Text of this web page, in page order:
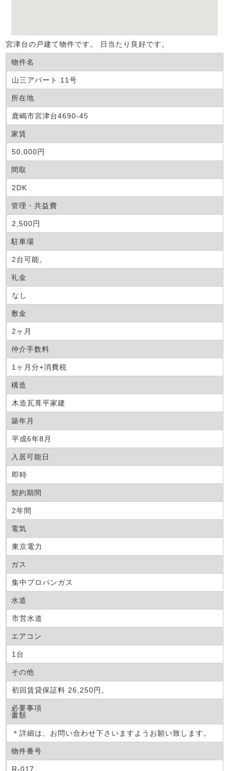
宮津台の戸建て物件です。 日当たり良好です。
物件名
山三アパート 11号
所在地
鹿嶋市宮津台4690-45
家賃
50,000円
間取
2DK
管理・共益費
2,500円
駐車場
2台可能。
礼金
なし
敷金
2ヶ月
仲介手数料
1ヶ月分+消費税
構造
木造瓦葺平家建
築年月
平成6年8月
入居可能日
即時
契約期間
2年間
電気
東京電力
ガス
集中プロパンガス
水道
市営水道
エアコン
1台
その他
初回賃貸保証料 26,250円。
必要事項
書類
＊詳細は、お問い合わせ下さいますようお願い致します。
物件番号
R-017